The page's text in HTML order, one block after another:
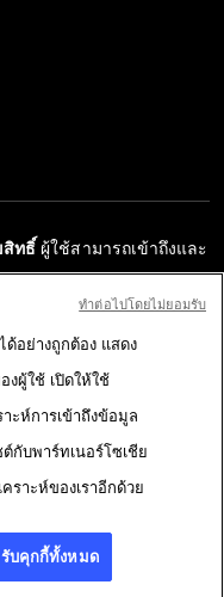
สิทธิ์ ผู้ใช้สามารถเข้าถึงและ
อโดยไม่ได้รับอนุญาตก่อน
ซ้ำ การใช้เพื่อสื่อสารกับ
ต์ ทั้งในบางส่วนหรือ
ของลิขสิทธิ์สำหรับเนื้อหา
นเรื่องนี้ AFP และ
เบียนการค้า
ด้อย่างถูกต้อง แสดง
ผู้ใช้ เปิดให้ใช้
ะห์การเข้าถึงข้อมูล
กับพาร์ทเนอร์โซเชีย
ราะห์ของเราอีกด้วย
บคุกกี้ทั้งหมด
ทําต่อไปโดยไม่ยอมรับ